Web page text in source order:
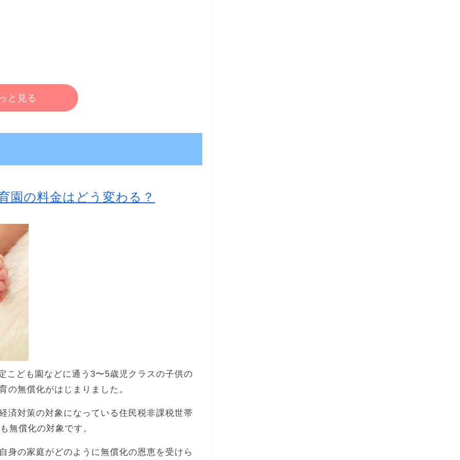
と見る
園の料金はどう変わる？
こども園などに通う3〜5歳児クラスの子供の
の無償化がはじまりました。
済対策の対象になっている住民税非課税世帯
無償化の対象です。
身の家庭がどのように無償化の恩恵を受けら